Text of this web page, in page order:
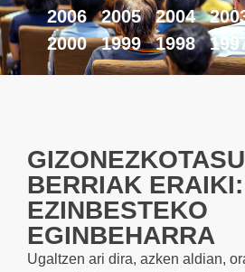
2006
2005 2004
2000
1999 1998
BERRIAK ERAIKI:
EZINBESTEKO
EGINBEHARRA
Ugaltzen ari dira, azken aldian,